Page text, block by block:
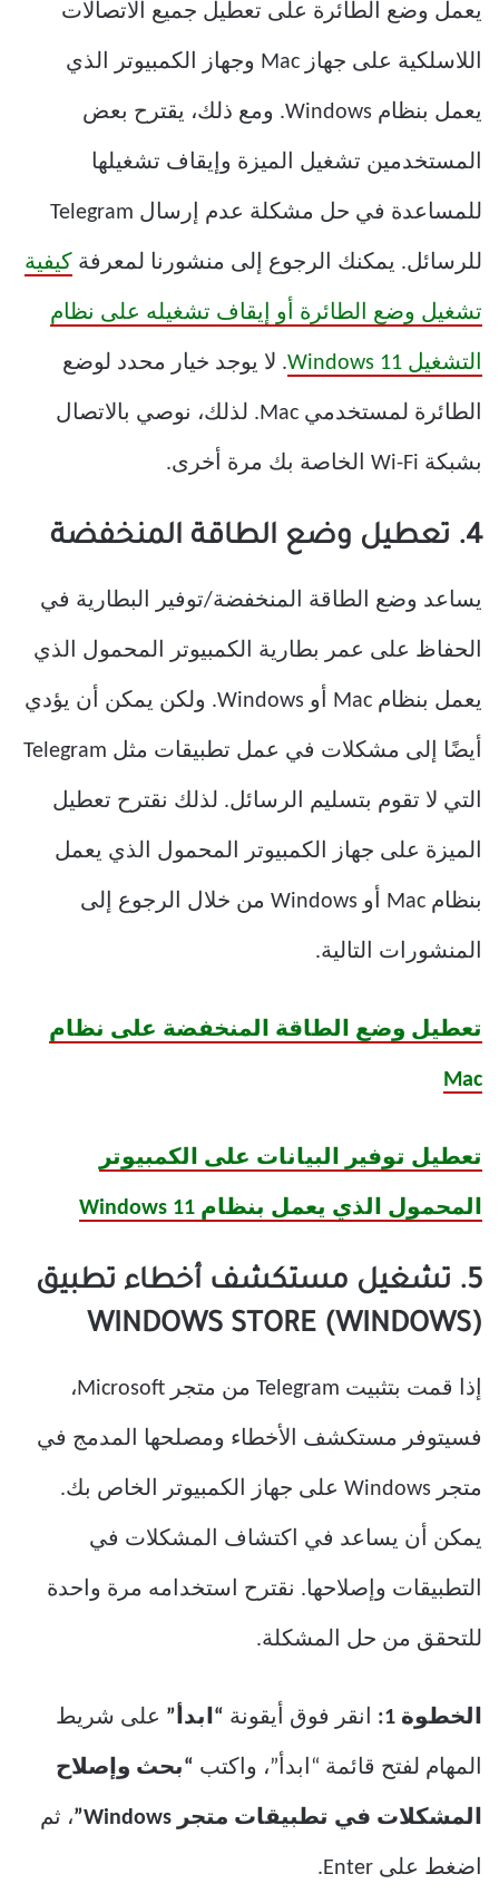
يعمل وضع الطائرة على تعطيل جميع الاتصالات
اللاسلكية على جهاز Mac وجهاز الكمبيوتر الذي
يعمل بنظام Windows. ومع ذلك، يقترح بعض
المستخدمين تشغيل الميزة وإيقاف تشغيلها
للمساعدة في حل مشكلة عدم إرسال Telegram
للرسائل. يمكنك الرجوع إلى منشورنا لمعرفة كيفية
تشغيل وضع الطائرة أو إيقاف تشغيله على نظام
التشغيل Windows 11 . لا يوجد خيار محدد لوضع
الطائرة لمستخدمي Mac. لذلك، نوصي بالاتصال
بشبكة Wi-Fi الخاصة بك مرة أخرى.
4. تعطيل وضع الطاقة المنخفضة
يساعد وضع الطاقة المنخفضة/توفير البطارية في
الحفاظ على عمر بطارية الكمبيوتر المحمول الذي
يعمل بنظام Mac أو Windows. ولكن يمكن أن يؤدي
أيضًا إلى مشكلات في عمل تطبيقات مثل Telegram
التي لا تقوم بتسليم الرسائل. لذلك نقترح تعطيل
الميزة على جهاز الكمبيوتر المحمول الذي يعمل
بنظام Mac أو Windows من خلال الرجوع إلى
المنشورات التالية.
تعطيل وضع الطاقة المنخفضة على نظام
Mac
تعطيل توفير البيانات على الكمبيوتر
المحمول الذي يعمل بنظام Windows 11
5. تشغيل مستكشف أخطاء تطبيق
WINDOWS STORE (WINDOWS)
إذا قمت بتثبيت Telegram من متجر Microsoft،
فسيتوفر مستكشف الأخطاء ومصلحها المدمج في
متجر Windows على جهاز الكمبيوتر الخاص بك.
يمكن أن يساعد في اكتشاف المشكلات في
التطبيقات وإصلاحها. نقترح استخدامه مرة واحدة
للتحقق من حل المشكلة.
الخطوة 1: انقر فوق أيقونة “ابدأ” على شريط
المهام لفتح قائمة “ابدأ”، واكتب “بحث وإصلاح
المشكلات في تطبيقات متجر Windows” ، ثم
اضغط على Enter.